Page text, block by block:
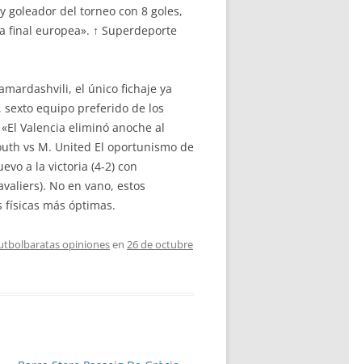
goleador del torneo con 8 goles,
final europea». ↑ Superdeporte
el único fichaje ya
sexto equipo preferido de los
Valencia eliminó anoche al
vs M. United El oportunismo de
a la victoria (4-2) con
No en vano, estos
más óptimas.
opinionesen 26 de octubre